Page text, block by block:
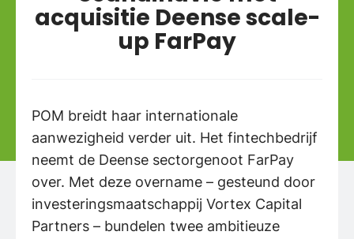
acquisitie Deense scale-
up FarPay
POM breidt haar internationale
aanwezigheid verder uit. Het fintechbedrijf
neemt de Deense sectorgenoot FarPay
over. Met deze overname – gesteund door
investeringsmaatschappij Vortex Capital
Partners – bundelen twee ambitieuze